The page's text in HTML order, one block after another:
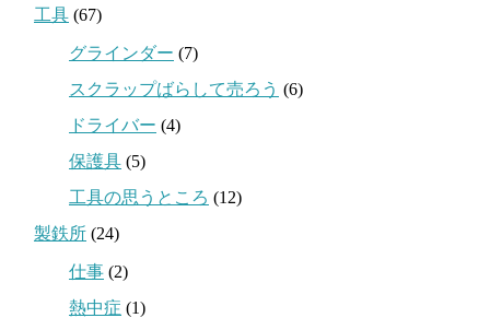
工具 (67)
グラインダー (7)
スクラップばらして売ろう (6)
ドライバー (4)
保護具 (5)
工具の思うところ (12)
製鉄所 (24)
仕事 (2)
熱中症 (1)